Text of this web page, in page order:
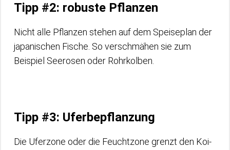
Tipp #2: robuste Pflanzen
Nicht alle Pflanzen stehen auf dem Speiseplan der
japanischen Fische. So verschmähen sie zum
Beispiel Seerosen oder Rohrkolben.
Tipp #3: Uferbepflanzung
Die Uferzone oder die Feuchtzone grenzt den Koi-